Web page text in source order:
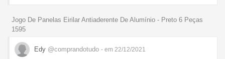
Jogo De Panelas Eirilar Antiaderente De Alumínio - Preto 6 Peças
1595
Edy @comprandotudo - em 22/12/2021